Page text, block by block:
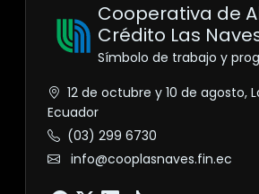
Cooperativa de
Crédito Las
Símbolo de trabajo y
12 de octubre y 10 de agosto,
Ecuador
(03) 299 6730
info@cooplasnaves.fin.ec